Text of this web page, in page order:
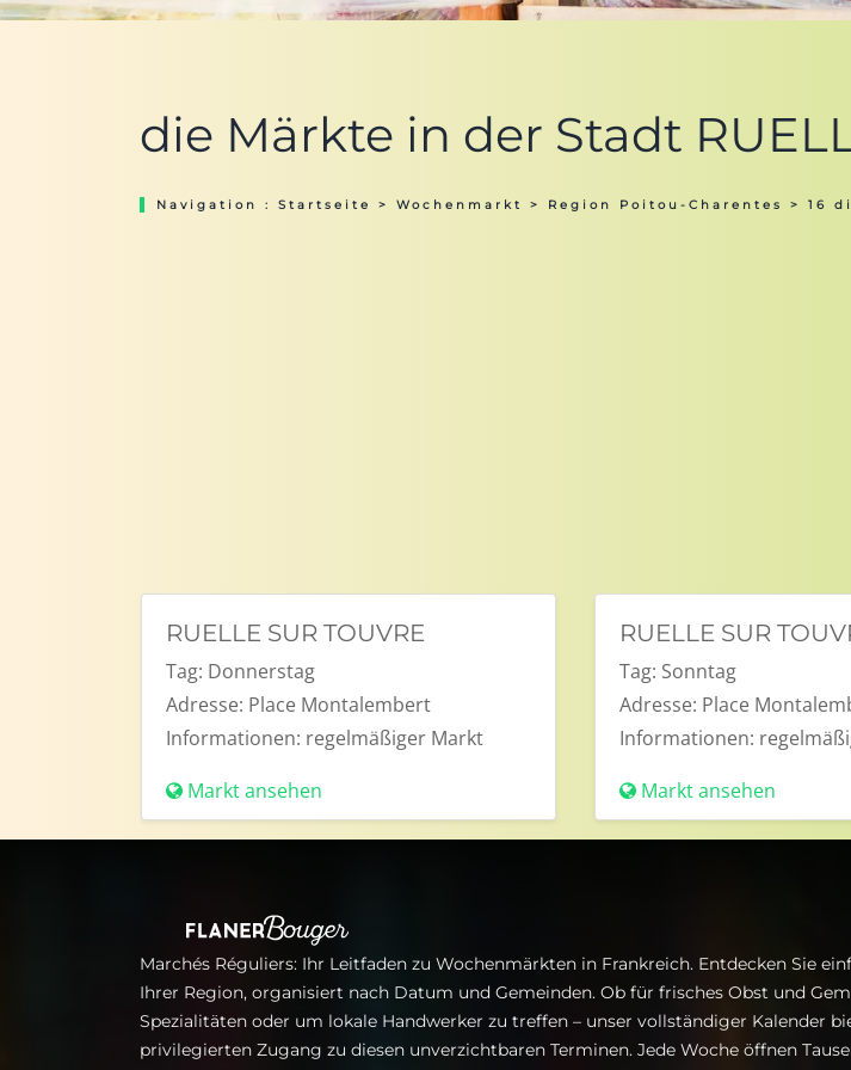
die Märkte in der Stadt
Navigation : Startseite > Wochenmarkt > Region Poitou-Charentes > 16
RUELLE SUR TOUVRE
Tag: Donnerstag
Adresse: Place Montalembert
Informationen: regelmäßiger Markt
Markt ansehen
RUELLE SUR
Tag: Sonntag
Adresse: Place
Informationen:
Markt ansehen
Marchés Réguliers: Ihr Leitfaden zu Wochenmärkten in Frankreich. Entdecken Sie
Ihrer Region, organisiert nach Datum und Gemeinden. Ob für frisches Obst und
Spezialitäten oder um lokale Handwerker zu treffen – unser vollständiger Kalender
privilegierten Zugang zu diesen unverzichtbaren Terminen. Jede Woche öffnen